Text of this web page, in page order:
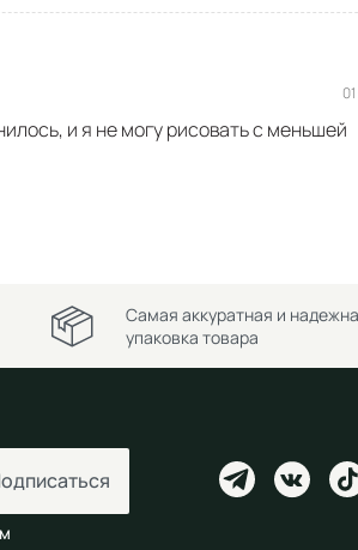
и я не могу рисовать с меньшей
Самая аккуратная и
упаковка товара